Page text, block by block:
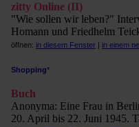
zitty Online (II)
"Wie sollen wir leben?"
Homann und Friedhelm
öffnen: in diesem Fenster | in einem
Shopping*
Buch
Anonyma: Eine Frau in
20. April bis 22. Juni 1945.